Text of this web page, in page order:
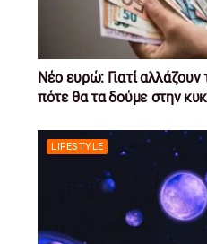
Νέο ευρώ: Γιατί αλλάζουν
πότε θα τα δούμε στην
LIFESTYLE